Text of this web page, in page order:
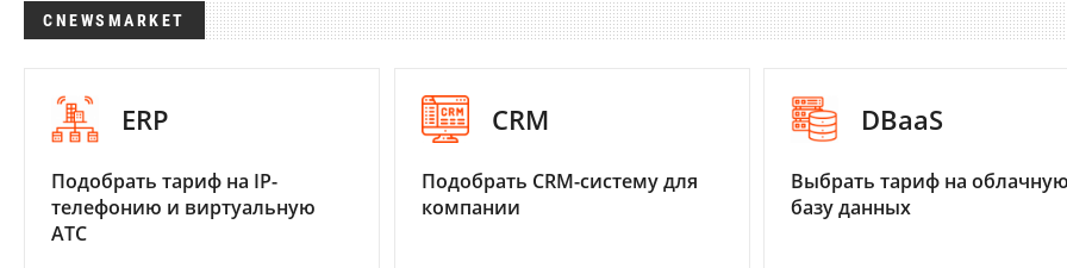
CNEWSMARKET
ERP
Подобрать тариф на IP-
телефонию и виртуальную
АТС
CRM
Подобрать CRM-систему для
компании
DBaaS
Выбрать тариф на
базу данных